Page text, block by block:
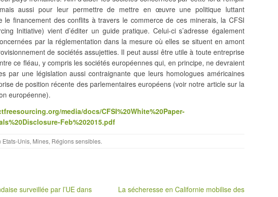
aussi pour leur permettre de mettre en œuvre une politique luttant
le financement des conflits à travers le commerce de ces minerais, la CFSI
Initiative) vient d’éditer un guide pratique. Celui-ci s’adresse également
par la réglementation dans la mesure où elles se situent en amont
de sociétés assujetties. Il peut aussi être utile à toute entreprise
ce fléau, y compris les sociétés européennes qui, en principe, ne devraient
par une législation aussi contraignante que leurs homologues américaines
de position récente des parlementaires européens (voir notre article sur la
européenne).
media/docs/CFSI%20White%20Paper-
Feb%202015.pdf
Etats-Unis, Mines, Régions sensibles.
surveillée par l’UE dans
La sécheresse en Californie mobilise des